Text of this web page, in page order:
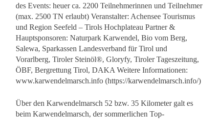
des Events: heuer ca. 2200 Teilnehmerinnen und Teilnehmer
(max. 2500 TN erlaubt) Veranstalter: Achensee Tourismus
und Region Seefeld – Tirols Hochplateau Partner &
Hauptsponsoren: Naturpark Karwendel, Bio vom Berg,
Salewa, Sparkassen Landesverband für Tirol und
Vorarlberg, Tiroler Steinöl®, Gloryfy, Tiroler Tageszeitung,
ÖBF, Bergrettung Tirol, DAKA Weitere Informationen:
www.karwendelmarsch.info (https://karwendelmarsch.info/)
Über den Karwendelmarsch 52 bzw. 35 Kilometer galt es
beim Karwendelmarsch, der sommerlichen Top-